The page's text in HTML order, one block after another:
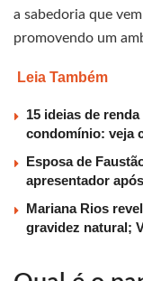
a sabedoria que
promovendo um
Leia Também
15 ideias de
condomínio: veja
Esposa de
apresentador
Mariana Rios
gravidez natural;